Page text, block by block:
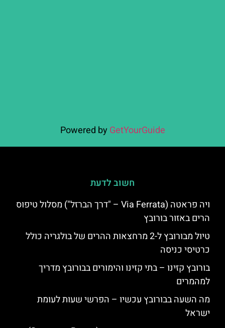
Powered by GetYourGuide
חשוב לדעת
ויה פראטה (Via Ferrata – "דרך הברזל") מסלול טיפוס
הרים באזור בורובץ
טיול מבורובץ ל-2 מרחצאות ההרים של בולגריה כולל
כרטיסי כניסה
בורובץ קזינו – בתי קזינו והימורים בבורובץ מדריך
למהמרים
מה השעה בבורובץ עכשיו – הפרשי שעות לעומת
ישראל